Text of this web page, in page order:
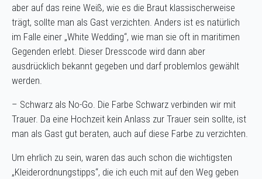
aber auf das reine Weiß, wie es die Braut klassischerweise
trägt, sollte man als Gast verzichten. Anders ist es natürlich
im Falle einer „White Wedding“, wie man sie oft in maritimen
Gegenden erlebt. Dieser Dresscode wird dann aber
ausdrücklich bekannt gegeben und darf problemlos gewählt
werden.
– Schwarz als No-Go. Die Farbe Schwarz verbinden wir mit
Trauer. Da eine Hochzeit kein Anlass zur Trauer sein sollte, ist
man als Gast gut beraten, auch auf diese Farbe zu verzichten.
Um ehrlich zu sein, waren das auch schon die wichtigsten
„Kleiderordnungstipps“, die ich euch mit auf den Weg geben